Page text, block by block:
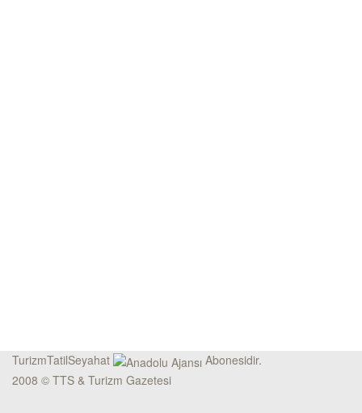
TurizmTatilSeyahat
Abonesidir.
2008 © TTS & Turizm Gazetesi